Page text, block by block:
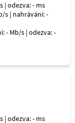
| odezva: - ms
s | nahrávání: -
- Mb/s | odezva: -
| odezva: - ms